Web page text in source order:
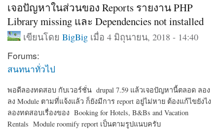
เจอปัญหาในส่วนของ Reports รายงาน PHP
Library missing และ Dependencies not installed
เขียนโดย BigBigเมื่อ 4 มิถุนายน, 2018 - 14:40
Forums:
สนทนาทั่วไป
พอดีลองทดสอบ กับเวอร์ชั่น drupal 7.59 แล้วเจอปัญหานี้ตลอด ลอง
ลง Module ตามที่แจ้งแล้ว ก็ยังมีการ report อยู่ไม่หาย ต้องแก้ไขยังไง
ลองทดสอบเรื่องของ Booking for Hotels, B&Bs and Vacation
Rentals Module roomify report เป็นตามรูปแนบครับ